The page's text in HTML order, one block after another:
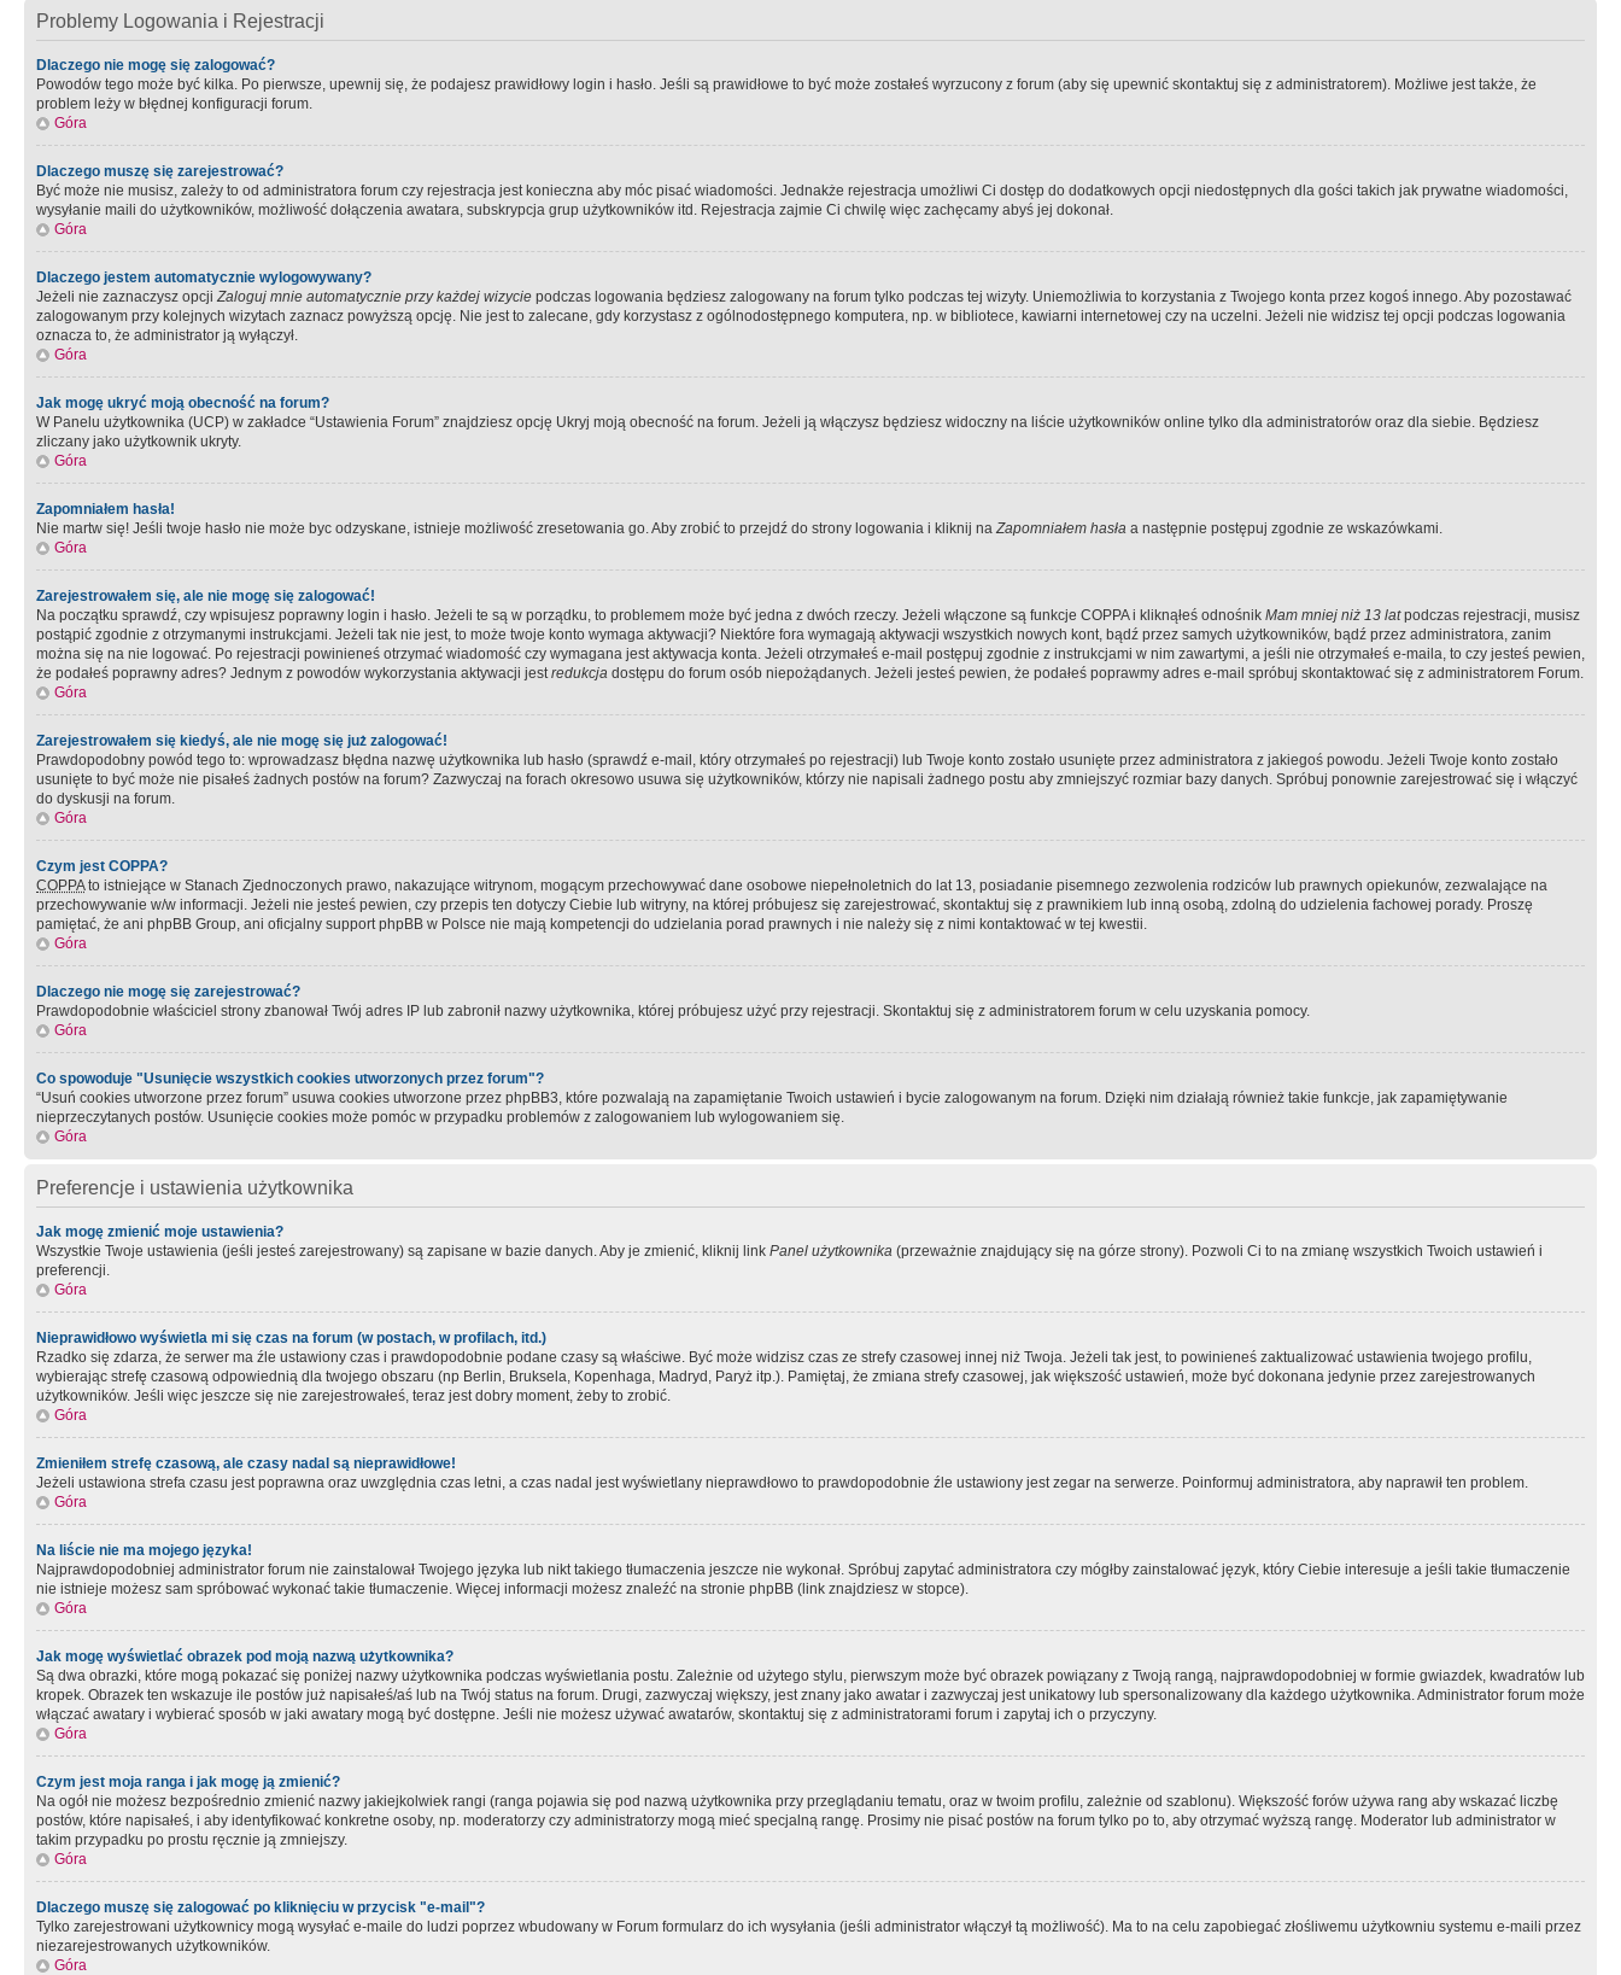
Problemy Logowania i Rejestracji
Dlaczego nie mogę się zalogować?
Powodów tego może być kilka. Po pierwsze, upewnij się, że podajesz prawidłowy login i hasło. Jeśli są prawidłowe to być może zostałeś wyrzucony z forum (aby się upewnić skontaktuj się z administratorem). Możliwe jest także, że
problem leży w błędnej konfiguracji forum.
Góra
Dlaczego muszę się zarejestrować?
Być może nie musisz, zależy to od administratora forum czy rejestracja jest konieczna aby móc pisać wiadomości. Jednakże rejestracja umożliwi Ci dostęp do dodatkowych opcji niedostępnych dla gości takich jak prywatne wiadomości,
wysyłanie maili do użytkowników, możliwość dołączenia awatara, subskrypcja grup użytkowników itd. Rejestracja zajmie Ci chwilę więc zachęcamy abyś jej dokonał.
Góra
Dlaczego jestem automatycznie wylogowywany?
Jeżeli nie zaznaczysz opcjiZaloguj mnie automatycznie przy każdej wizycie podczas logowania będziesz zalogowany na forum tylko podczas tej wizyty. Uniemożliwia to korzystania z Twojego konta przez kogoś innego. Aby pozostawać
zalogowanym przy kolejnych wizytach zaznacz powyższą opcję. Nie jest to zalecane, gdy korzystasz z ogólnodostępnego komputera, np. w bibliotece, kawiarni internetowej czy na uczelni. Jeżeli nie widzisz tej opcji podczas logowania
oznacza to, że administrator ją wyłączył.
Góra
Jak mogę ukryć moją obecność na forum?
W Panelu użytkownika (UCP) w zakładce “Ustawienia Forum” znajdziesz opcję Ukryj moją obecność na forum. Jeżeli ją włączysz będziesz widoczny na liście użytkowników online tylko dla administratorów oraz dla siebie. Będziesz
zliczany jako użytkownik ukryty.
Góra
Zapomniałem hasła!
Nie martw się! Jeśli twoje hasło nie może byc odzyskane, istnieje możliwość zresetowania go. Aby zrobić to przejdź do strony logowania i kliknij naZapomniałem hasła a następnie postępuj zgodnie ze wskazówkami.
Góra
Zarejestrowałem się, ale nie mogę się zalogować!
Na początku sprawdź, czy wpisujesz poprawny login i hasło. Jeżeli te są w porządku, to problemem może być jedna z dwóch rzeczy. Jeżeli włączone są funkcje COPPA i kliknąłeś odnośnik Mam mniej niż 13 latpodczas rejestracji, musisz
postąpić zgodnie z otrzymanymi instrukcjami. Jeżeli tak nie jest, to może twoje konto wymaga aktywacji? Niektóre fora wymagają aktywacji wszystkich nowych kont, bądź przez samych użytkowników, bądź przez administratora, zanim
można się na nie logować. Po rejestracji powinieneś otrzymać wiadomość czy wymagana jest aktywacja konta. Jeżeli otrzymałeś e-mail postępuj zgodnie z instrukcjami w nim zawartymi, a jeśli nie otrzymałeś e-maila, to czy jesteś pewien,
że podałeś poprawny adres? Jednym z powodów wykorzystania aktywacji jestredukcja dostępu do forum osób niepożądanych. Jeżeli jesteś pewien, że podałeś poprawmy adres e-mail spróbuj skontaktować się z administratorem Forum.
Góra
Zarejestrowałem się kiedyś, ale nie mogę się już zalogować!
Prawdopodobny powód tego to: wprowadzasz błędna nazwę użytkownika lub hasło (sprawdź e-mail, który otrzymałeś po rejestracji) lub Twoje konto zostało usunięte przez administratora z jakiegoś powodu. Jeżeli Twoje konto zostało
usunięte to być może nie pisałeś żadnych postów na forum? Zazwyczaj na forach okresowo usuwa się użytkowników, którzy nie napisali żadnego postu aby zmniejszyć rozmiar bazy danych. Spróbuj ponownie zarejestrować się i włączyć
do dyskusji na forum.
Góra
Czym jest COPPA?
COPPAto istniejące w Stanach Zjednoczonych prawo, nakazujące witrynom, mogącym przechowywać dane osobowe niepełnoletnich do lat 13, posiadanie pisemnego zezwolenia rodziców lub prawnych opiekunów, zezwalające na
przechowywanie w/w informacji. Jeżeli nie jesteś pewien, czy przepis ten dotyczy Ciebie lub witryny, na której próbujesz się zarejestrować, skontaktuj się z prawnikiem lub inną osobą, zdolną do udzielenia fachowej porady. Proszę
pamiętać, że ani phpBB Group, ani oficjalny support phpBB w Polsce nie mają kompetencji do udzielania porad prawnych i nie należy się z nimi kontaktować w tej kwestii.
Góra
Dlaczego nie mogę się zarejestrować?
Prawdopodobnie właściciel strony zbanował Twój adres IP lub zabronił nazwy użytkownika, której próbujesz użyć przy rejestracji. Skontaktuj się z administratorem forum w celu uzyskania pomocy.
Góra
Co spowoduje "Usunięcie wszystkich cookies utworzonych przez forum"?
“Usuń cookies utworzone przez forum” usuwa cookies utworzone przez phpBB3, które pozwalają na zapamiętanie Twoich ustawień i bycie zalogowanym na forum. Dzięki nim działają również takie funkcje, jak zapamiętywanie
nieprzeczytanych postów. Usunięcie cookies może pomóc w przypadku problemów z zalogowaniem lub wylogowaniem się.
Góra
Preferencje i ustawienia użytkownika
Jak mogę zmienić moje ustawienia?
Wszystkie Twoje ustawienia (jeśli jesteś zarejestrowany) są zapisane w bazie danych. Aby je zmienić, kliknij link Panel użytkownika (przeważnie znajdujący się na górze strony). Pozwoli Ci to na zmianę wszystkich Twoich ustawień i
preferencji.
Góra
Nieprawidłowo wyświetla mi się czas na forum (w postach, w profilach, itd.)
Rzadko się zdarza, że serwer ma źle ustawiony czas i prawdopodobnie podane czasy są właściwe. Być może widzisz czas ze strefy czasowej innej niż Twoja. Jeżeli tak jest, to powinieneś zaktualizować ustawienia twojego profilu,
wybierając strefę czasową odpowiednią dla twojego obszaru (np Berlin, Bruksela, Kopenhaga, Madryd, Paryż itp.). Pamiętaj, że zmiana strefy czasowej, jak większość ustawień, może być dokonana jedynie przez zarejestrowanych
użytkowników. Jeśli więc jeszcze się nie zarejestrowałeś, teraz jest dobry moment, żeby to zrobić.
Góra
Zmieniłem strefę czasową, ale czasy nadal są nieprawidłowe!
Jeżeli ustawiona strefa czasu jest poprawna oraz uwzględnia czas letni, a czas nadal jest wyświetlany nieprawdłowo to prawdopodobnie źle ustawiony jest zegar na serwerze. Poinformuj administratora, aby naprawił ten problem.
Góra
Na liście nie ma mojego języka!
Najprawdopodobniej administrator forum nie zainstalował Twojego języka lub nikt takiego tłumaczenia jeszcze nie wykonał. Spróbuj zapytać administratora czy mógłby zainstalować język, który Ciebie interesuje a jeśli takie tłumaczenie
nie istnieje możesz sam spróbować wykonać takie tłumaczenie. Więcej informacji możesz znaleźć na stronie phpBB (link znajdziesz w stopce).
Góra
Jak mogę wyświetlać obrazek pod moją nazwą użytkownika?
Są dwa obrazki, które mogą pokazać się poniżej nazwy użytkownika podczas wyświetlania postu. Zależnie od użytego stylu, pierwszym może być obrazek powiązany z Twoją rangą, najprawdopodobniej w formie gwiazdek, kwadratów lub
kropek. Obrazek ten wskazuje ile postów już napisałeś/aś lub na Twój status na forum. Drugi, zazwyczaj większy, jest znany jako awatar i zazwyczaj jest unikatowy lub spersonalizowany dla każdego użytkownika. Administrator forum może
włączać awatary i wybierać sposób w jaki awatary mogą być dostępne. Jeśli nie możesz używać awatarów, skontaktuj się z administratorami forum i zapytaj ich o przyczyny.
Góra
Czym jest moja ranga i jak mogę ją zmienić?
Na ogół nie możesz bezpośrednio zmienić nazwy jakiejkolwiek rangi (ranga pojawia się pod nazwą użytkownika przy przeglądaniu tematu, oraz w twoim profilu, zależnie od szablonu). Większość forów używa rang aby wskazać liczbę
postów, które napisałeś, i aby identyfikować konkretne osoby, np. moderatorzy czy administratorzy mogą mieć specjalną rangę. Prosimy nie pisać postów na forum tylko po to, aby otrzymać wyższą rangę. Moderator lub administrator w
takim przypadku po prostu ręcznie ją zmniejszy.
Góra
Dlaczego muszę się zalogować po kliknięciu w przycisk "e-mail"?
Tylko zarejestrowani użytkownicy mogą wysyłać e-maile do ludzi poprzez wbudowany w Forum formularz do ich wysyłania (jeśli administrator włączył tą możliwość). Ma to na celu zapobiegać złośliwemu użytkowniu systemu e-maili przez
niezarejestrowanych użytkowników.
Góra